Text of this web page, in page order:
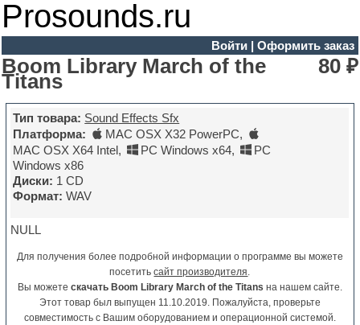
Prosounds.ru
Войти| Оформить заказ
Boom Library March of the
Titans
80 ₽
Тип товара: Sound Effects Sfx
Платформа:
MAC OSX X32 PowerPC,
MAC OSX X64 Intel, PC Windows x64,
PC
Windows x86
Диски: 1 CD
Формат: WAV
NULL
Для получения более подробной информации о программе вы можете
посетитьсайт производителя.
Вы можете скачать Boom Library March of the Titans на нашем сайте.
Этот товар был выпущен 11.10.2019. Пожалуйста, проверьте
совместимость с Вашим оборудованием и операционной системой.